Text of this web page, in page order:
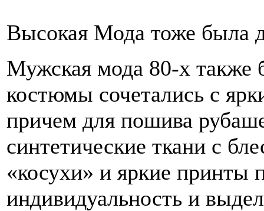
Высокая Мода тоже была
Мужская мода 80-х также
костюмы сочетались с
причем для пошива
синтетические ткани с
«косухи» и яркие принты
индивидуальность и